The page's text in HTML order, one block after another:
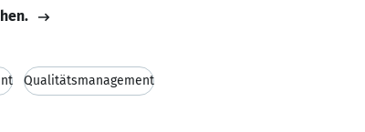
Qualitätsmanagement